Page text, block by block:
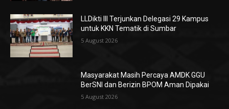
LLDikti III Terjunkan Delegasi 29 Kampus
untuk KKN Tematik di Sumbar
5 August 2026
Masyarakat Masih Percaya AMDK GGU
BerSNI dan Berizin BPOM Aman Dipakai
5 August 2026